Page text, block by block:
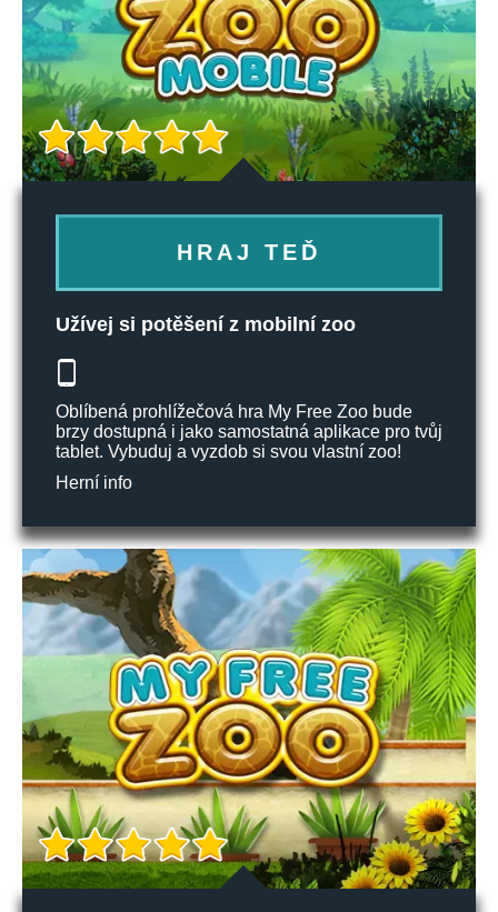
HRAJ TEĎ
Užívej si potěšení z mobilní zoo
Oblíbená prohlížečová hra My Free Zoo bude
brzy dostupná i jako samostatná aplikace pro tvůj
tablet. Vybuduj a vyzdob si svou vlastní zoo!
Herní info